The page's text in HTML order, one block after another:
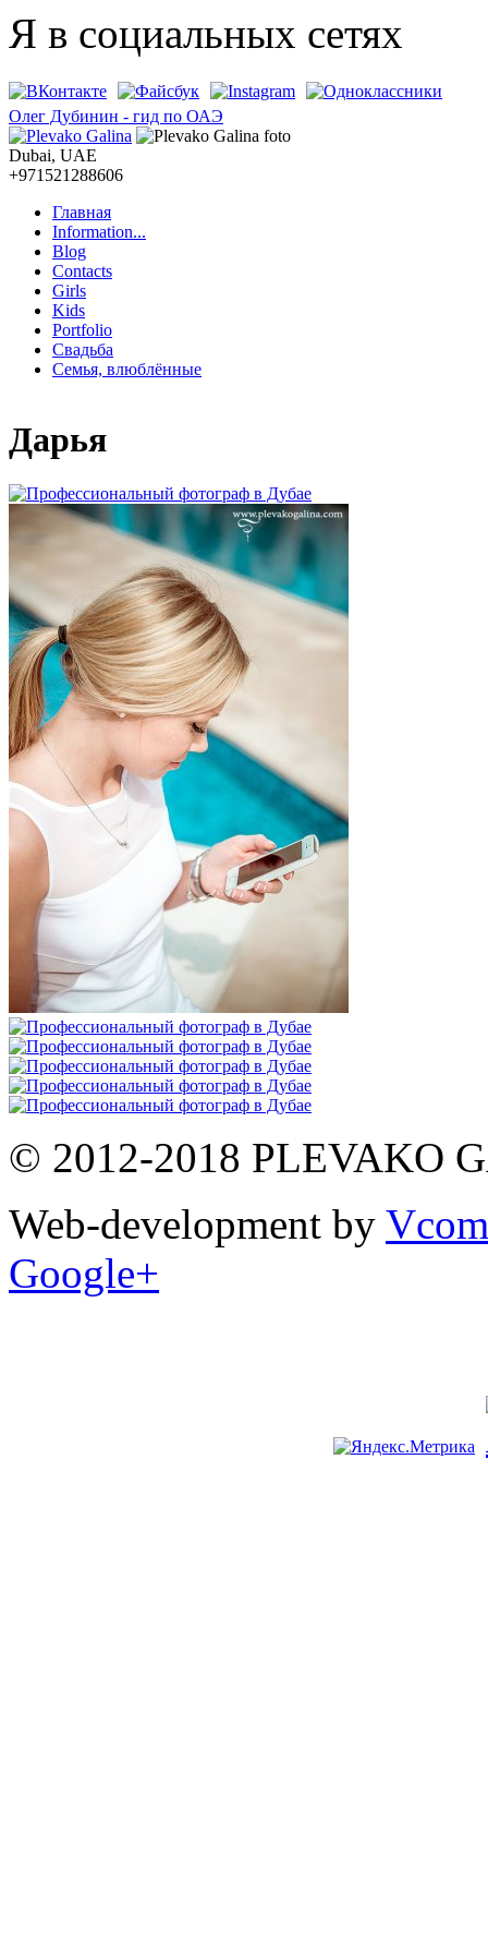
Перейти к основному содержанию
Я в социальных сетях
Олег Дубинин - гид по ОАЭ
Dubai, UAE
+971521288606
Главное меню
Главная
Information...
Blog
Contacts
Girls
Kids
Portfolio
Свадьба
Семья, влюблённые
Дарья
© 2012-2018 PLEVAKO
Web-development by Vcom
Google+